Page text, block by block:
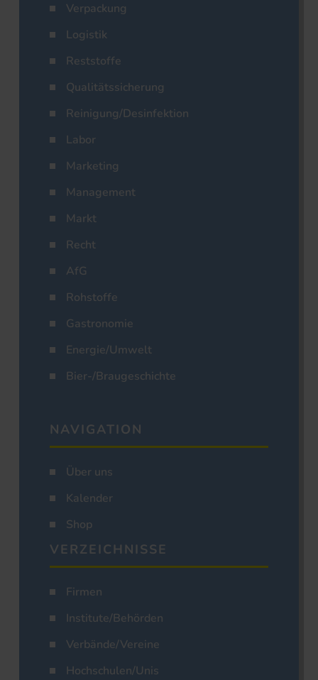
Verpackung
Logistik
Reststoffe
Qualitätssicherung
Reinigung/Desinfektion
Labor
Marketing
Management
Markt
Recht
AfG
Rohstoffe
Gastronomie
Energie/Umwelt
Bier-/Braugeschichte
NAVIGATION
Über uns
Kalender
Shop
VERZEICHNISSE
Firmen
Institute/Behörden
Verbände/Vereine
Hochschulen/Unis